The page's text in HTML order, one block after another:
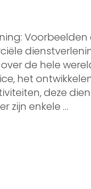
de hele
het
deze
zijn enkele …